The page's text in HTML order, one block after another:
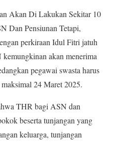
Akan Di Lakukan Sekitar 10
Dan Pensiunan Tetapi,
perkiraan Idul Fitri jatuh
akan menerima
pegawai swasta harus
24 Maret 2025.
THR bagi ASN dan
beserta tunjangan yang
keluarga, tunjangan